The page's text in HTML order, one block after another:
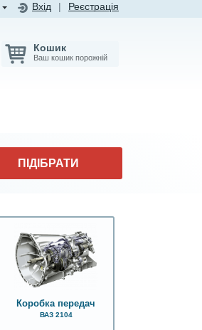
Вхід Реєстрація
Кошик
Ваш кошик порожній
ПІДІБРАТИ
Коробка передач
ВАЗ 2104